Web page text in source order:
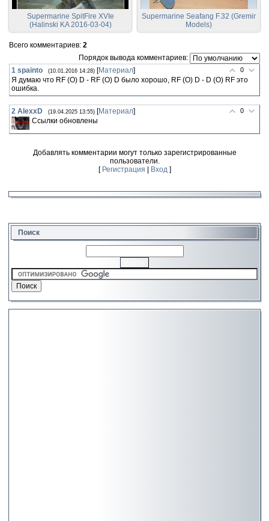
Supermarine SpitFire XVIe
(Halinski KA 2016-03-04)
Supermarine Seafang F.32 (Gremir
Models)
Всего комментариев: 2
Порядок вывода комментариев:
0
1 spainto (10.01.2016 14:28) [Материал]
Я думаю что RF (O) D - RF (O) D было хорошо, RF (O) D - D (O) RF это
ошибка.
0
2 AlexxD (19.04.2025 13:55) [Материал]
Ссылки обновлены
Добавлять комментарии могут только зарегистрированные
пользователи.
[ Регистрация Вход]
Поиск